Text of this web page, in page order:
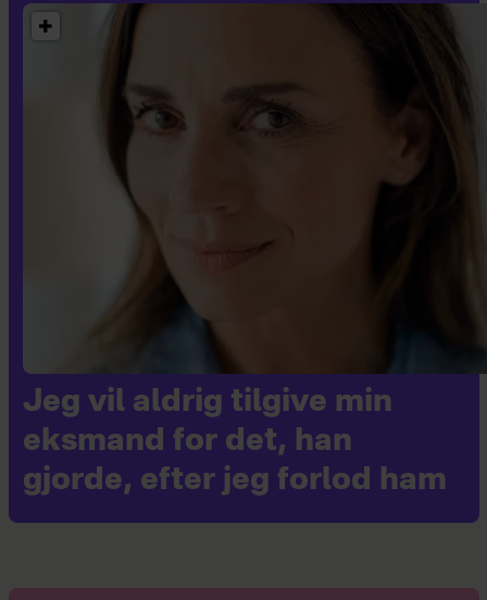
Jeg vil aldrig tilgive min
eksmand for det, han
gjorde, efter jeg forlod ham